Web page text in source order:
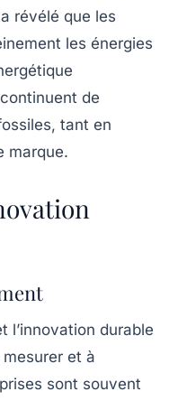
révélé que les
les énergies
de
tant en
marque.
l’innovation durable
et à
sont souvent